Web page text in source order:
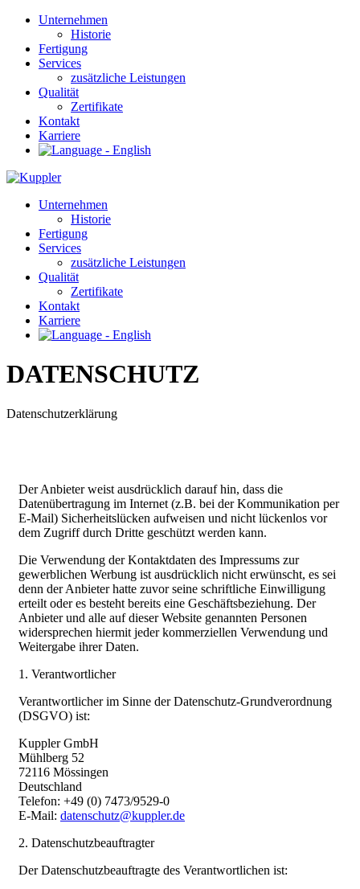
Unternehmen
Historie
Fertigung
Services
zusätzliche Leistungen
Qualität
Zertifikate
Kontakt
Karriere
Unternehmen
Historie
Fertigung
Services
zusätzliche Leistungen
Qualität
Zertifikate
Kontakt
Karriere
DATENSCHUTZ
Datenschutzerklärung
Der Anbieter weist ausdrücklich darauf hin, dass die
Datenübertragung im Internet (z.B. bei der Kommunikation per
E-Mail) Sicherheitslücken aufweisen und nicht lückenlos vor
dem Zugriff durch Dritte geschützt werden kann.
Die Verwendung der Kontaktdaten des Impressums zur
gewerblichen Werbung ist ausdrücklich nicht erwünscht, es sei
denn der Anbieter hatte zuvor seine schriftliche Einwilligung
erteilt oder es besteht bereits eine Geschäftsbeziehung. Der
Anbieter und alle auf dieser Website genannten Personen
widersprechen hiermit jeder kommerziellen Verwendung und
Weitergabe ihrer Daten.
1. Verantwortlicher
Verantwortlicher im Sinne der Datenschutz-Grundverordnung
(DSGVO) ist:
Kuppler GmbH
Mühlberg 52
72116 Mössingen
Deutschland
Telefon: +49 (0) 7473/9529-0
E-Mail: datenschutz@kuppler.de
2. Datenschutzbeauftragter
Der Datenschutzbeauftragte des Verantwortlichen ist: